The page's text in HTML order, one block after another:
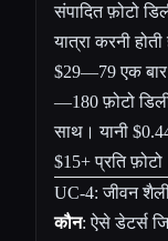
संपादित फ़ोटो
यात्रा करनी होती
$29—79 एक बार
—180 फ़ोटो
साथ। यानी
$15+ प्रति
UC-4: जीवन शैली
कौन: ऐसे डेटर्स